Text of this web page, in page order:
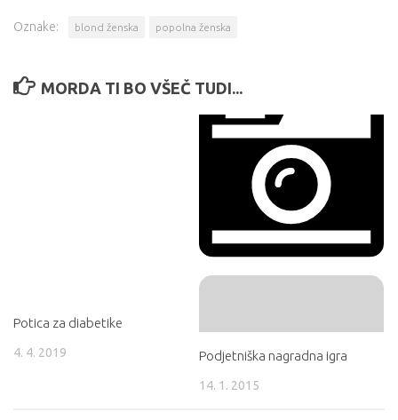
Oznake: blond ženska popolna ženska
MORDA TI BO VŠEČ TUDI...
Potica za diabetike
4. 4. 2019 Podjetniška nagradna igra
14. 1. 2015